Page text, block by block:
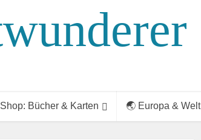
Shop: Bücher & Karten 🌏 Europa & Welt